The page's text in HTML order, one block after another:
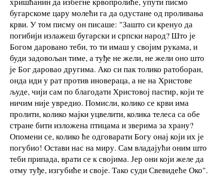
бугарскоме цару молећи га да одустане од проливања
крви. У том писму он писаше: "Зашто си кренуо да
погибији излажеш бугарски и српски народ? Што је
Богом даровано теби, то ти имаш у својим рукама, и
буди задовољан тиме, а туђе не жели, не жели оно што
је Бог даровао другима. Ако си пак толико ратоборан,
онда иди у рат против иновераца, а не на Христове
људе, чији сам по благодати Христовој пастир, који те
ничим није увредио. Помисли, колико се крви има
пролити, колико мајки уцвелити, колика телеса са обе
стране бити изложена птицама и зверима за храну?
Опомени се, колико ће одговарати Богу онај који их је
погубио! Остави нас на миру. Сам владајући оним што
теби припада, врати се к својима. Јер они који желе да
отму туђе, изгубиће и своје. Тако суди Свевидеће Око".